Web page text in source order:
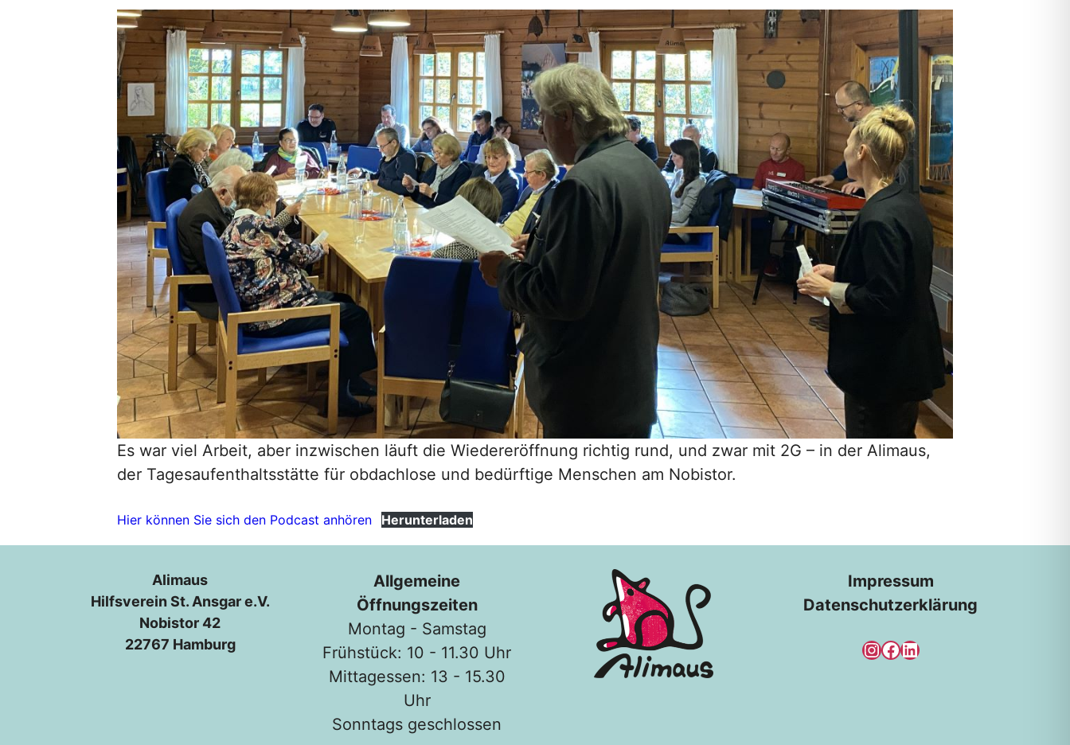
Es war viel Arbeit, aber inzwischen läuft die Wiedereröffnung richtig rund, und zwar mit 2G – in der Alimaus,
der Tagesaufenthaltsstätte für obdachlose und bedürftige Menschen am Nobistor.
Hier können Sie sich den Podcast anhören Herunterladen
Alimaus
Hilfsverein St. Ansgar e.V.
Nobistor 42
22767 Hamburg
Allgemeine
Öffnungszeiten
Montag - Samstag
Frühstück: 10 - 11.30 Uhr
Mittagessen: 13 - 15.30
Uhr
Sonntags geschlossen
Impressum
Datenschutzerklärung
Instagram
Facebook
LinkedIn